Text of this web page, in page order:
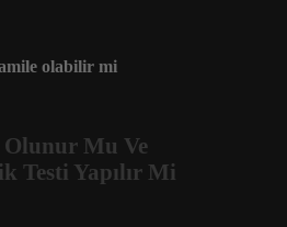
olabilir mi
Mu Ve
Testi Yapılır Mi